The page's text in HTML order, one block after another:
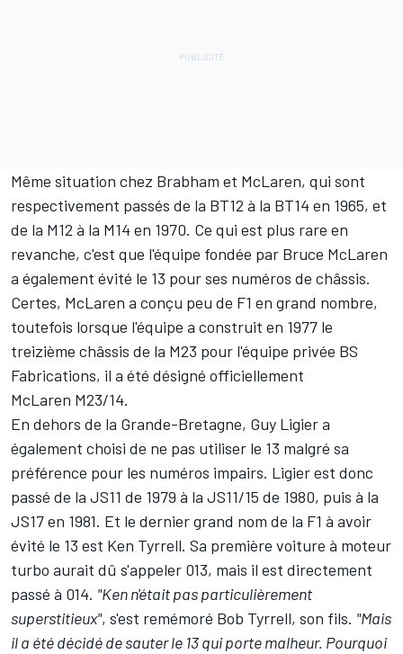
Même situation chez Brabham et McLaren, qui sont
respectivement passés de la BT12 à la BT14 en 1965, et
de la M12 à la M14 en 1970. Ce qui est plus rare en
revanche, c'est que l'équipe fondée par Bruce McLaren
a également évité le 13 pour ses numéros de châssis.
Certes, McLaren a conçu peu de F1 en grand nombre,
toutefois lorsque l'équipe a construit en 1977 le
treizième châssis de la M23 pour l'équipe privée BS
Fabrications, il a été désigné officiellement
McLaren M23/14.
En dehors de la Grande-Bretagne, Guy Ligier a
également choisi de ne pas utiliser le 13 malgré sa
préférence pour les numéros impairs. Ligier est donc
passé de la JS11 de 1979 à la JS11/15 de 1980, puis à la
JS17 en 1981. Et le dernier grand nom de la F1 à avoir
évité le 13 est Ken Tyrrell. Sa première voiture à moteur
turbo aurait dû s'appeler 013, mais il est directement
passé à 014. "Ken n'était pas particulièrement
superstitieux", s'est remémoré Bob Tyrrell, son fils. "Mais
il a été décidé de sauter le 13 qui porte malheur. Pourquoi